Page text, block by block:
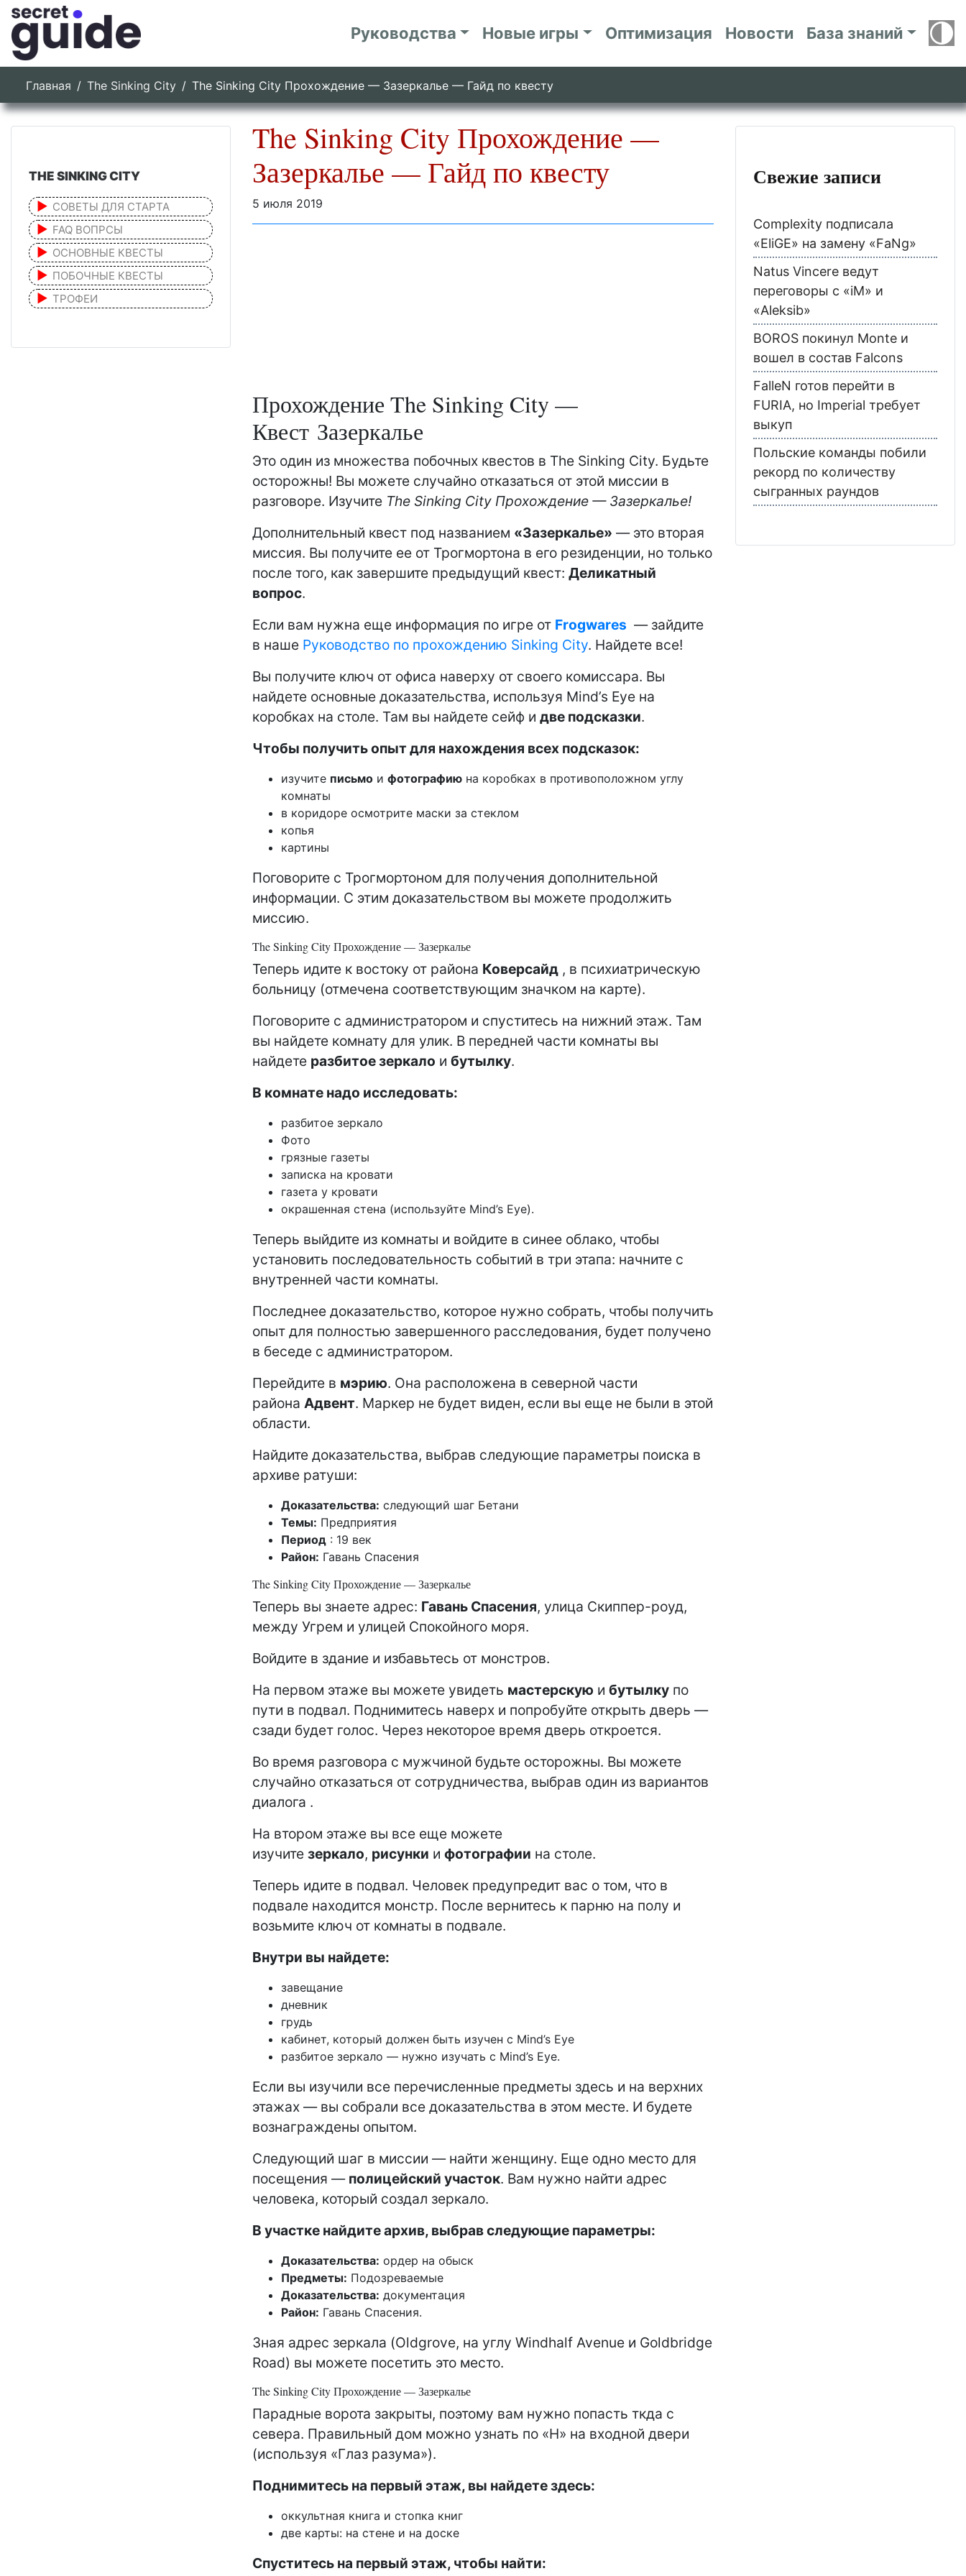
Руководства Новые игры Оптимизация Новости База знаний
Главная The Sinking City The Sinking City Прохождение — Зазеркалье — Гайд по квесту
The Sinking City Прохождение —
Зазеркалье — Гайд по квесту
5 июля 2019
Прохождение The Sinking City —
Квест Зазеркалье
Это один из множества побочных квестов в The Sinking City. Будьте
осторожны! Вы можете случайно отказаться от этой миссии в
разговоре. Изучите The Sinking City Прохождение — Зазеркалье!
Дополнительный квест под названием «Зазеркалье» — это вторая
миссия. Вы получите ее от Трогмортона в его резиденции, но только
после того, как завершите предыдущий квест: Деликатный
вопрос.
Если вам нужна еще информация по игре от Frogwares — зайдите
в наше Руководство по прохождению Sinking City. Найдете все!
Вы получите ключ от офиса наверху от своего комиссара. Вы
найдете основные доказательства, используя Mind’s Eye на
коробках на столе. Там вы найдете сейф и две подсказки.
Чтобы получить опыт для нахождения всех подсказок:
изучите письмо и фотографию на коробках в противоположном углу
комнаты
в коридоре осмотрите маски за стеклом
копья
картины
Поговорите с Трогмортоном для получения дополнительной
информации. С этим доказательством вы можете продолжить
миссию.
The Sinking City Прохождение — Зазеркалье
Теперь идите к востоку от района Коверсайд , в психиатрическую
больницу (отмечена соответствующим значком на карте).
Поговорите с администратором и спуститесь на нижний этаж. Там
вы найдете комнату для улик. В передней части комнаты вы
найдете разбитое зеркало и бутылку.
В комнате надо исследовать:
разбитое зеркало
Фото
грязные газеты
записка на кровати
газета у кровати
окрашенная стена (используйте Mind’s Eye).
Теперь выйдите из комнаты и войдите в синее облако, чтобы
установить последовательность событий в три этапа: начните с
внутренней части комнаты.
Последнее доказательство, которое нужно собрать, чтобы получить
опыт для полностью завершенного расследования, будет получено
в беседе с администратором.
Перейдите в мэрию. Она расположена в северной части
района Адвент. Маркер не будет виден, если вы еще не были в этой
области.
Найдите доказательства, выбрав следующие параметры поиска в
архиве ратуши:
Доказательства: следующий шаг Бетани
Темы: Предприятия
Период : 19 век
Район: Гавань Спасения
The Sinking City Прохождение — Зазеркалье
Теперь вы знаете адрес: Гавань Спасения, улица Скиппер-роуд,
между Угрем и улицей Спокойного моря.
Войдите в здание и избавьтесь от монстров.
На первом этаже вы можете увидеть мастерскую и бутылку по
пути в подвал. Поднимитесь наверх и попробуйте открыть дверь —
сзади будет голос. Через некоторое время дверь откроется.
Во время разговора с мужчиной будьте осторожны. Вы можете
случайно отказаться от сотрудничества, выбрав один из вариантов
диалога .
На втором этаже вы все еще можете
изучите зеркало, рисунки и фотографии на столе.
Теперь идите в подвал. Человек предупредит вас о том, что в
подвале находится монстр. После вернитесь к парню на полу и
возьмите ключ от комнаты в подвале.
Внутри вы найдете:
завещание
дневник
грудь
кабинет, который должен быть изучен с Mind’s Eye
разбитое зеркало — нужно изучать с Mind’s Eye.
Если вы изучили все перечисленные предметы здесь и на верхних
этажах — вы собрали все доказательства в этом месте. И будете
вознаграждены опытом.
Следующий шаг в миссии — найти женщину. Еще одно место для
посещения — полицейский участок. Вам нужно найти адрес
человека, который создал зеркало.
В участке найдите архив, выбрав следующие параметры:
Доказательства: ордер на обыск
Предметы: Подозреваемые
Доказательства: документация
Район: Гавань Спасения.
Зная адрес зеркала (Oldgrove, на углу Windhalf Avenue и Goldbridge
Road) вы можете посетить это место.
The Sinking City Прохождение — Зазеркалье
Парадные ворота закрыты, поэтому вам нужно попасть ткда с
севера. Правильный дом можно узнать по «Н» на входной двери
(используя «Глаз разума»).
Поднимитесь на первый этаж, вы найдете здесь:
оккультная книга и стопка книг
две карты: на стене и на доске
Спуститесь на первый этаж, чтобы найти:
THE SINKING CITY
СОВЕТЫ ДЛЯ СТАРТА
FAQ ВОПРСЫ
ОСНОВНЫЕ КВЕСТЫ
ПОБОЧНЫЕ КВЕСТЫ
ТРОФЕИ
Свежие записи
Complexity подписала
«EliGE» на замену «FaNg»
Natus Vincere ведут
переговоры с «iM» и
«Aleksib»
BOROS покинул Monte и
вошел в состав Falcons
FalleN готов перейти в
FURIA, но Imperial требует
выкуп
Польские команды побили
рекорд по количеству
сыгранных раундов